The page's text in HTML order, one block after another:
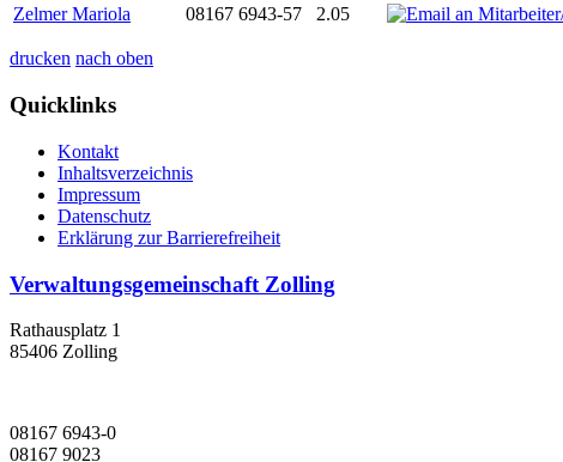
Zelmer Mariola
08167 6943-57 2.05
drucken nach oben
Quicklinks
Kontakt
Inhaltsverzeichnis
Impressum
Datenschutz
Erklärung zur Barrierefreiheit
Verwaltungsgemeinschaft Zolling
Rathausplatz 1
85406 Zolling
08167 6943-0
08167 9023